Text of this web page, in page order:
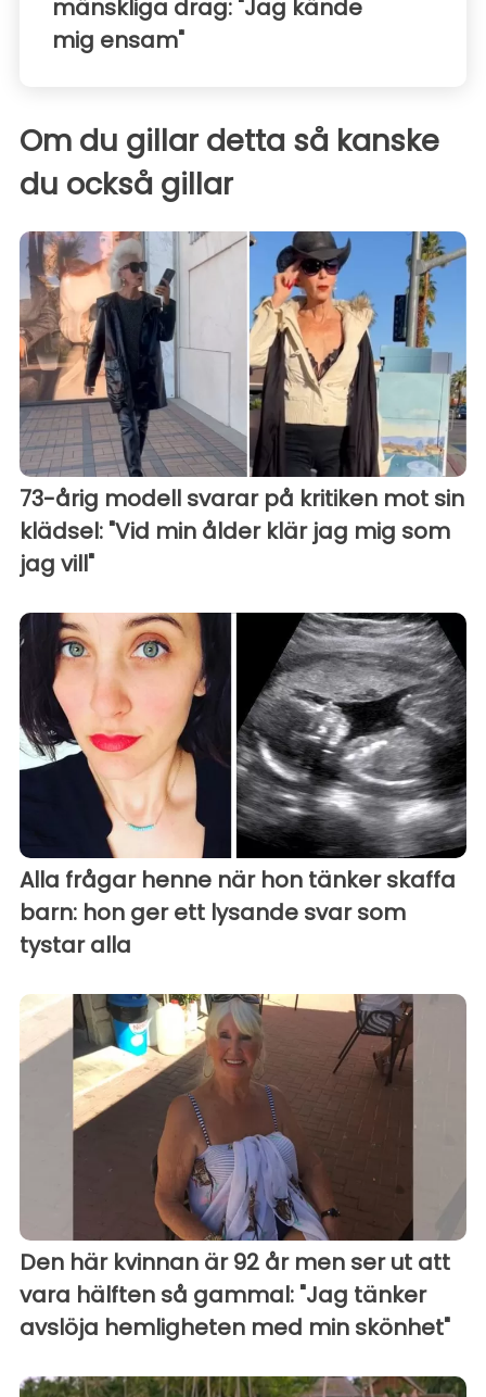
mänskliga drag: "Jag kände
mig ensam"
Om du gillar detta så kanske
du också gillar
73-årig modell svarar på kritiken mot sin
klädsel: "Vid min ålder klär jag mig som
jag vill"
Alla frågar henne när hon tänker skaffa
barn: hon ger ett lysande svar som
tystar alla
Den här kvinnan är 92 år men ser ut att
vara hälften så gammal: "Jag tänker
avslöja hemligheten med min skönhet"